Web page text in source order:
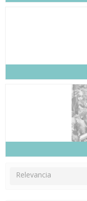
Relevancia